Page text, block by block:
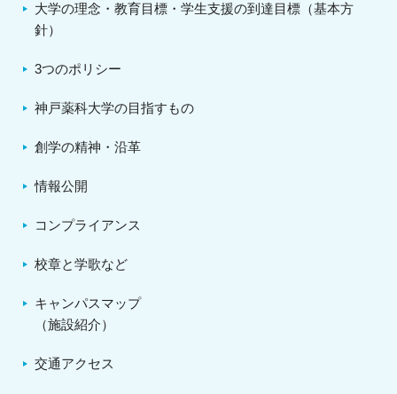
大学の理念・教育目標・学生支援の到達目標（基本方
針）
3つのポリシー
神戸薬科大学の目指すもの
創学の精神・沿革
情報公開
コンプライアンス
校章と学歌など
キャンパスマップ
（施設紹介）
交通アクセス